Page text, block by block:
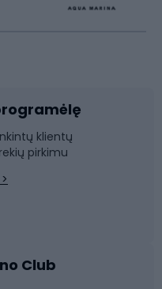
klientų
pirkimu
Club